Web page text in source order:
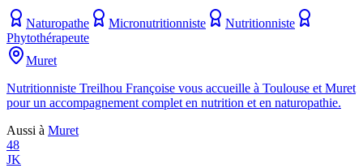
Naturopathe Micronutritionniste
Nutritionniste
Phytothérapeute
Muret
Nutritionniste Treilhou Françoise vous accueille à Toulouse et Muret
pour un accompagnement complet en nutrition et en naturopathie.
Aussi à Muret
48
JK